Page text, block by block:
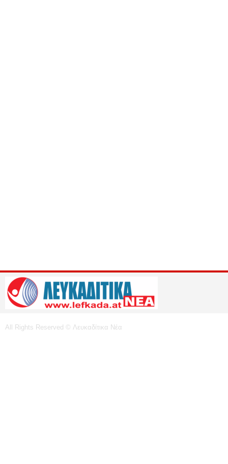
All Rights Reserved © Λευκαδίτικα Νέα